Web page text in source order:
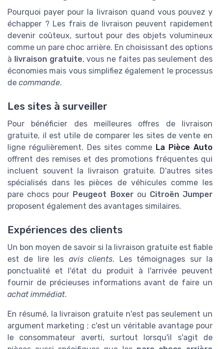
Pourquoi payer pour la livraison quand vous pouvez y
échapper ? Les frais de livraison peuvent rapidement
devenir coûteux, surtout pour des objets volumineux
comme un pare choc arrière. En choisissant des options
à livraison gratuite, vous ne faites pas seulement des
économies mais vous simplifiez également le processus
de commande.
Les sites à surveiller
Pour bénéficier des meilleures offres de livraison
gratuite, il est utile de comparer les sites de vente en
ligne régulièrement. Des sites comme La Pièce Auto
offrent des remises et des promotions fréquentes qui
incluent souvent la livraison gratuite. D'autres sites
spécialisés dans les pièces de véhicules comme les
pare chocs pour Peugeot Boxerou Citroën Jumper
proposent également des avantages similaires.
Expériences des clients
Un bon moyen de savoir si la livraison gratuite est fiable
est de lire les avis clients. Les témoignages sur la
ponctualité et l'état du produit à l'arrivée peuvent
fournir de précieuses informations avant de faire un
achat immédiat.
En résumé, la livraison gratuite n'est pas seulement un
argument marketing ; c'est un véritable avantage pour
le consommateur averti, surtout lorsqu'il s'agit de